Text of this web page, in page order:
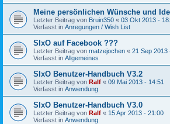
Meine persönlichen Wünsche und
Letzter Beitrag von Bruin350 « 03 Okt 2013 -
Verfasst in Anregungen / Wish List
SIxO auf Facebook ???
Letzter Beitrag von matzejochen « 21 Sep 2013
Verfasst in Allgemeines
SIxO Benutzer-Handbuch V3.2
Letzter Beitrag von Ralf « 09 Mai 2013 - 14:51
Verfasst in Anwendung
SIxO Benutzer-Handbuch V3.0
Letzter Beitrag von Ralf « 15 Apr 2013 - 21:00
Verfasst in Anwendung